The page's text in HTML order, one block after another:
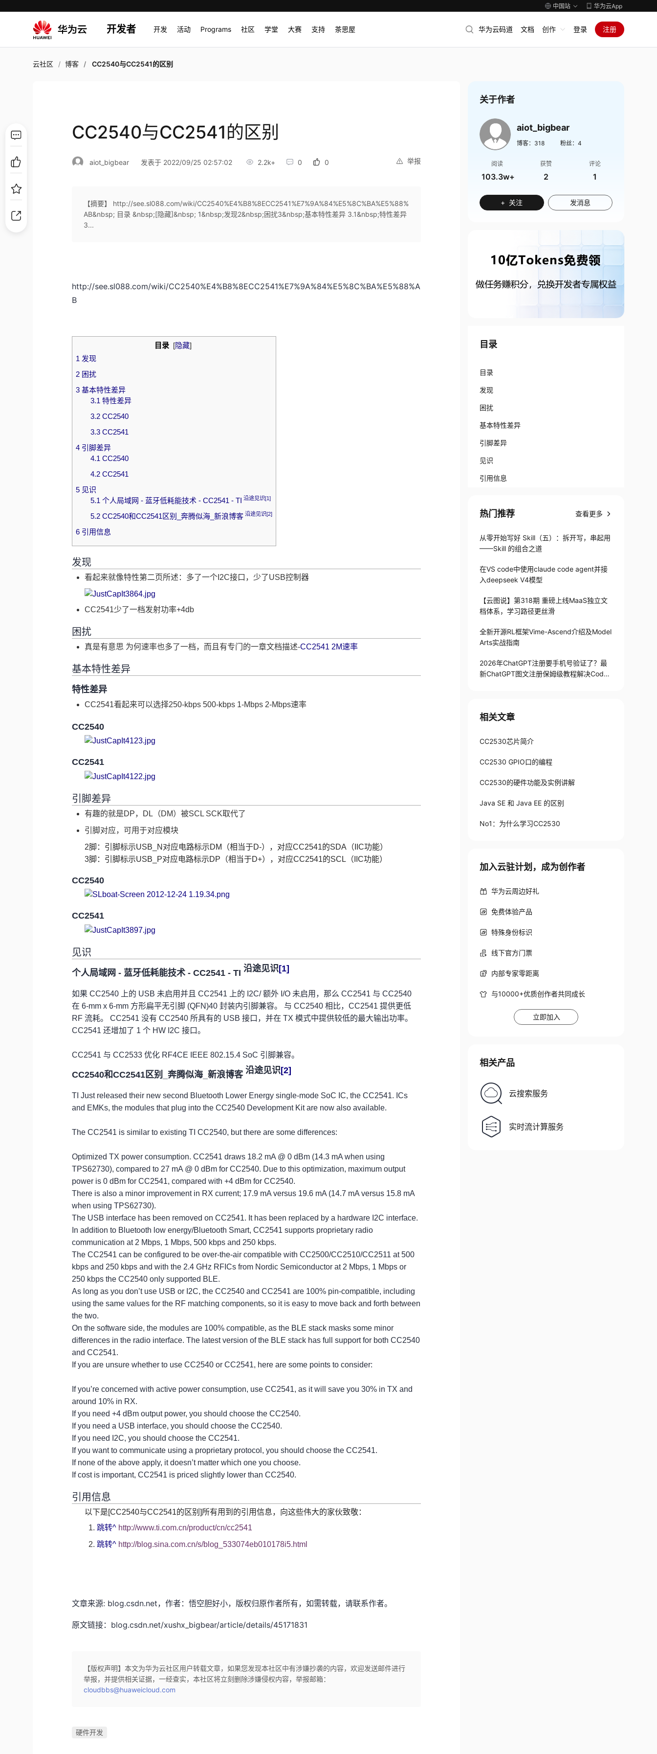
中国站 华为云App
开发者 开发 活动 Programs 社区 学堂 大赛 支持 茶思屋 华为云码道 文档 创作 登录 注册
云社区 博客 CC2540与CC2541的区别
CC2540与CC2541的区别
举报
aiot_bigbear 发表于 2022/09/25 02:57:02 2.2k+ 0 0
【摘要】 http://see.sl088.com/wiki/CC2540%E4%B8%8ECC2541%E7%9A%84%E5%8C%BA%E5%88%
AB&nbsp; 目录 &nbsp;[隐藏]&nbsp; 1&nbsp;发现2&nbsp;困扰3&nbsp;基本特性差异 3.1&nbsp;特性差异
3...
http://see.sl088.com/wiki/CC2540%E4%B8%8ECC2541%E7%9A%84%E5%8C%BA%E5%88%A
B
目录 [隐藏]
1 发现
2 困扰
3 基本特性差异
3.1 特性差异
3.2 CC2540
3.3 CC2541
4 引脚差异
4.1 CC2540
4.2 CC2541
5 见识
5.1 个人局域网 - 蓝牙低耗能技术 - CC2541 - TI 沿途见识[1]
5.2 CC2540和CC2541区别_奔腾似海_新浪博客 沿途见识[2]
6 引用信息
发现
看起来就像特性第二页所述：多了一个I2C接口，少了USB控制器
CC2541少了一档发射功率+4db
困扰
真是有意思 为何速率也多了一档，而且有专门的一章文档描述-CC2541 2M速率
基本特性差异
特性差异
CC2541看起来可以选择250-kbps 500-kbps 1-Mbps 2-Mbps速率
CC2540
CC2541
引脚差异
有趣的就是DP，DL（DM）被SCL SCK取代了
引脚对应，可用于对应模块
2脚：引脚标示USB_N对应电路标示DM（相当于D-），对应CC2541的SDA（IIC功能）
3脚：引脚标示USB_P对应电路标示DP（相当于D+），对应CC2541的SCL（IIC功能）
CC2540
CC2541
见识
个人局域网 - 蓝牙低耗能技术 - CC2541 - TI 沿途见识[1]
如果 CC2540 上的 USB 未启用并且 CC2541 上的 I2C/ 额外 I/O 未启用，那么 CC2541 与 CC2540
在 6-mm x 6-mm 方形扁平无引脚 (QFN)40 封装内引脚兼容。 与 CC2540 相比，CC2541 提供更低
RF 流耗。 CC2541 没有 CC2540 所具有的 USB 接口，并在 TX 模式中提供较低的最大输出功率。
CC2541 还增加了 1 个 HW I2C 接口。
CC2541 与 CC2533 优化 RF4CE IEEE 802.15.4 SoC 引脚兼容。
CC2540和CC2541区别_奔腾似海_新浪博客 沿途见识[2]
TI Just released their new second Bluetooth Lower Energy single-mode SoC IC, the CC2541. ICs
and EMKs, the modules that plug into the CC2540 Development Kit are now also available.
The CC2541 is similar to existing TI CC2540, but there are some differences:
Optimized TX power consumption. CC2541 draws 18.2 mA @ 0 dBm (14.3 mA when using
TPS62730), compared to 27 mA @ 0 dBm for CC2540. Due to this optimization, maximum output
power is 0 dBm for CC2541, compared with +4 dBm for CC2540.
There is also a minor improvement in RX current; 17.9 mA versus 19.6 mA (14.7 mA versus 15.8 mA
when using TPS62730).
The USB interface has been removed on CC2541. It has been replaced by a hardware I2C interface.
In addition to Bluetooth low energy/Bluetooth Smart, CC2541 supports proprietary radio
communication at 2 Mbps, 1 Mbps, 500 kbps and 250 kbps.
The CC2541 can be configured to be over-the-air compatible with CC2500/CC2510/CC2511 at 500
kbps and 250 kbps and with the 2.4 GHz RFICs from Nordic Semiconductor at 2 Mbps, 1 Mbps or
250 kbps the CC2540 only supported BLE.
As long as you don’t use USB or I2C, the CC2540 and CC2541 are 100% pin-compatible, including
using the same values for the RF matching components, so it is easy to move back and forth between
the two.
On the software side, the modules are 100% compatible, as the BLE stack masks some minor
differences in the radio interface. The latest version of the BLE stack has full support for both CC2540
and CC2541.
If you are unsure whether to use CC2540 or CC2541, here are some points to consider:
If you’re concerned with active power consumption, use CC2541, as it will save you 30% in TX and
around 10% in RX.
If you need +4 dBm output power, you should choose the CC2540.
If you need a USB interface, you should choose the CC2540.
If you need I2C, you should choose the CC2541.
If you want to communicate using a proprietary protocol, you should choose the CC2541.
If none of the above apply, it doesn’t matter which one you choose.
If cost is important, CC2541 is priced slightly lower than CC2540.
引用信息
以下是[CC2540与CC2541的区别]所有用到的引用信息，向这些伟大的家伙致敬：
跳转^ http://www.ti.com.cn/product/cn/cc2541
跳转^ http://blog.sina.com.cn/s/blog_533074eb010178i5.html
文章来源: blog.csdn.net，作者：悟空胆好小，版权归原作者所有，如需转载，请联系作者。
原文链接：blog.csdn.net/xushx_bigbear/article/details/45171831
【版权声明】本文为华为云社区用户转载文章，如果您发现本社区中有涉嫌抄袭的内容，欢迎发送邮件进行
举报，并提供相关证据，一经查实，本社区将立刻删除涉嫌侵权内容，举报邮箱：
cloudbbs@huaweicloud.com
硬件开发
关于作者
aiot_bigbear
博客： 318 粉丝： 4
阅读
103.3w+
获赞
2
评论
1
+ 关注 发消息
目录
目录
发现
困扰
基本特性差异
引脚差异
见识
引用信息
热门推荐 查看更多
从零开始写好 Skill（五）：拆开写，串起用
——Skill 的组合之道
在VS code中使用claude code agent并接
入deepseek V4模型
【云图说】第318期 重磅上线MaaS独立文
档体系，学习路径更丝滑
全新开源RL框架Vime-Ascend介绍及Model
Arts实战指南
2026年ChatGPT注册要手机号验证了？最
新ChatGPT图文注册保姆级教程解决Codex
相关文章
CC2530芯片简介
CC2530 GPIO口的编程
CC2530的硬件功能及实例讲解
Java SE 和 Java EE 的区别
No1：为什么学习CC2530
加入云驻计划，成为创作者
华为云周边好礼
免费体验产品
特殊身份标识
线下官方门票
内部专家零距离
与10000+优质创作者共同成长
立即加入
相关产品
云搜索服务
实时流计算服务